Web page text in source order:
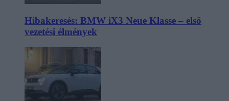
Hibakeresés: BMW iX3 Neue Klasse – első
vezetési élmények